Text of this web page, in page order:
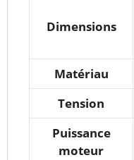
Dimensions
Matériau
Tension
Puissance
moteur